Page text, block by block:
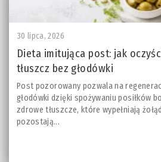
30 lipca, 2026
Dieta imitująca post: jak
tłuszcz bez głodówki
Post pozorowany pozwala na
głodówki dzięki spożywaniu posiłków
zdrowe tłuszcze, które wypełniają
pozostają...